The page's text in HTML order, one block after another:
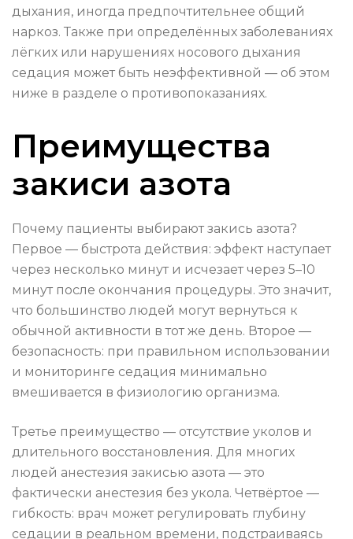
дыхания, иногда предпочтительнее общий
наркоз. Также при определённых заболеваниях
лёгких или нарушениях носового дыхания
седация может быть неэффективной — об этом
ниже в разделе о противопоказаниях.
Преимущества
закиси азота
Почему пациенты выбирают закись азота?
Первое — быстрота действия: эффект наступает
через несколько минут и исчезает через 5–10
минут после окончания процедуры. Это значит,
что большинство людей могут вернуться к
обычной активности в тот же день. Второе —
безопасность: при правильном использовании
и мониторинге седация минимально
вмешивается в физиологию организма.
Третье преимущество — отсутствие уколов и
длительного восстановления. Для многих
людей анестезия закисью азота — это
фактически анестезия без укола. Четвёртое —
гибкость: врач может регулировать глубину
седации в реальном времени, подстраиваясь